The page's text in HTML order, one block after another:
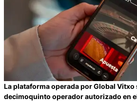
La plataforma operada por Global Vitxo
decimoquinto operador autorizado en